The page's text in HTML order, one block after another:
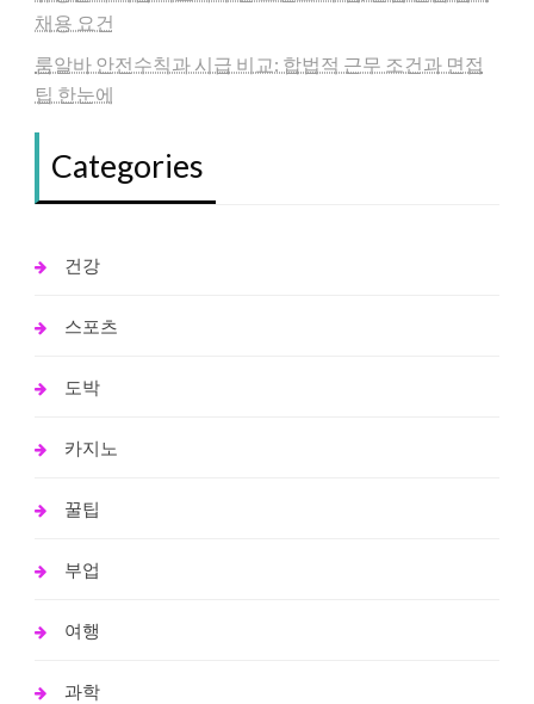
채용 요건
룸알바 안전수칙과 시급 비교: 합법적 근무 조건과 면접
팁 한눈에
Categories
건강
스포츠
도박
카지노
꿀팁
부업
여행
과학